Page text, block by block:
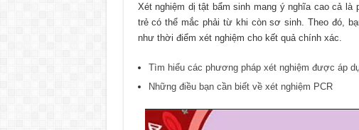
Xét nghiệm dị tật bẩm sinh mang ý nghĩa cao cả
trẻ có thể mắc phải từ khi còn sơ sinh. Theo đó,
như thời điểm xét nghiệm cho kết quả chính xác.
Tìm hiểu các phương pháp xét nghiệm được áp
Những điều bạn cần biết về xét nghiệm PCR